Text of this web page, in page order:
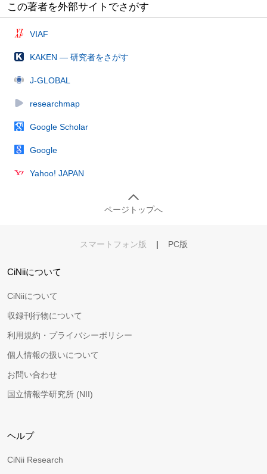
この著者を外部サイトでさがす
VIAF
KAKEN — 研究者をさがす
J-GLOBAL
researchmap
Google Scholar
Google
Yahoo! JAPAN
ページトップへ
スマートフォン版 | PC版
CiNiiについて
CiNiiについて
収録刊行物について
利用規約・プライバシーポリシー
個人情報の扱いについて
お問い合わせ
国立情報学研究所 (NII)
ヘルプ
CiNii Research